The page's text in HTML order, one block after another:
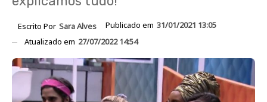
Escrito Por Sara Alves Publicado em 31/01/2021 13:05
Atualizado em 27/07/2022 14:54